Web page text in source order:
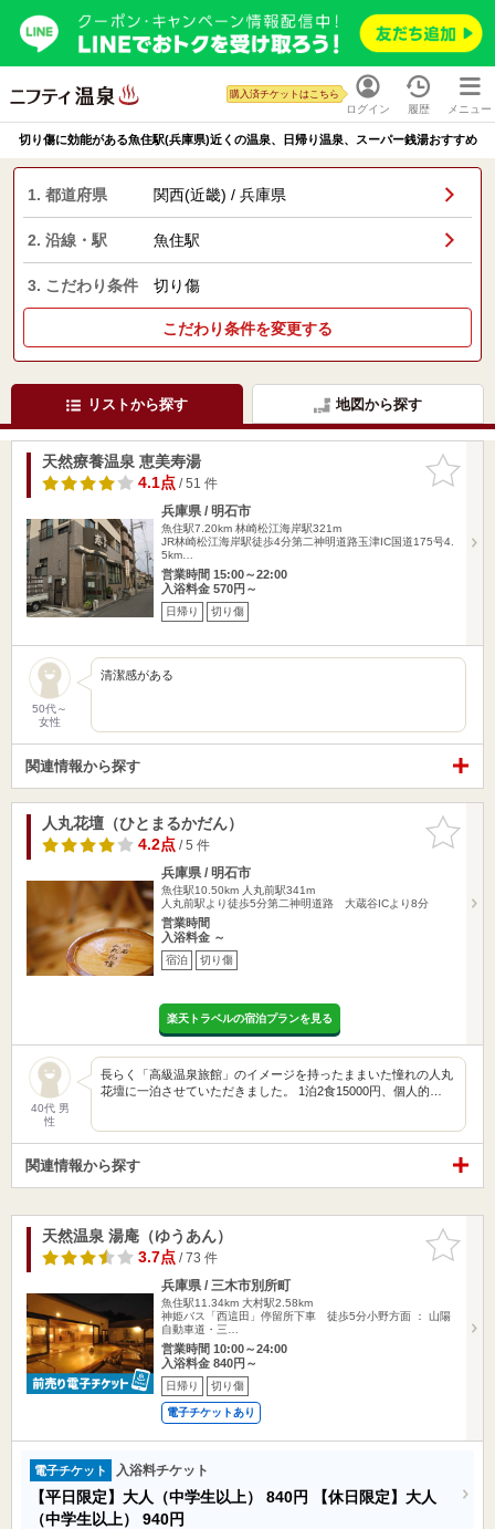
ログイン
購入済チケットはこちら
履歴 メニュー
切り傷に効能がある魚住駅(兵庫県)近くの温泉、日帰り温泉、スーパー銭湯おすすめ
1. 都道府県 関西(近畿) / 兵庫県
2. 沿線・駅 魚住駅
3. こだわり条件 切り傷
こだわり条件を変更する
リストから探す 地図から探す
お気に入
りに追加
天然療養温泉 恵美寿湯
4.1点/ 51 件
兵庫県 / 明石市
魚住駅7.20km 林崎松江海岸駅321m
JR林崎松江海岸駅徒歩4分第二神明道路玉津IC国道175号4.
5km…
営業時間 15:00～22:00
入浴料金 570円～
日帰り 切り傷
50代～
女性
清潔感がある
関連情報から探す
お気に入
りに追加
人丸花壇（ひとまるかだん）
4.2点/ 5 件
兵庫県 / 明石市
魚住駅10.50km 人丸前駅341m
人丸前駅より徒歩5分第二神明道路 大蔵谷ICより8分
営業時間
入浴料金 ～
宿泊 切り傷
楽天トラベルの宿泊プランを見る
40代 男
性
長らく「高級温泉旅館」のイメージを持ったままいた憧れの人丸
花壇に一泊させていただきました。 1泊2食15000円、個人的…
関連情報から探す
お気に入
りに追加
天然温泉 湯庵（ゆうあん）
3.7点/ 73 件
兵庫県 / 三木市別所町
魚住駅11.34km 大村駅2.58km
神姫バス「西這田」停留所下車 徒歩5分小野方面 ： 山陽
自動車道・三…
営業時間 10:00～24:00
入浴料金 840円～
日帰り 切り傷
電子チケットあり
電子チケット 入浴料チケット
【平日限定】大人（中学生以上） 840円
【休日限定】大人
（中学生以上） 940円